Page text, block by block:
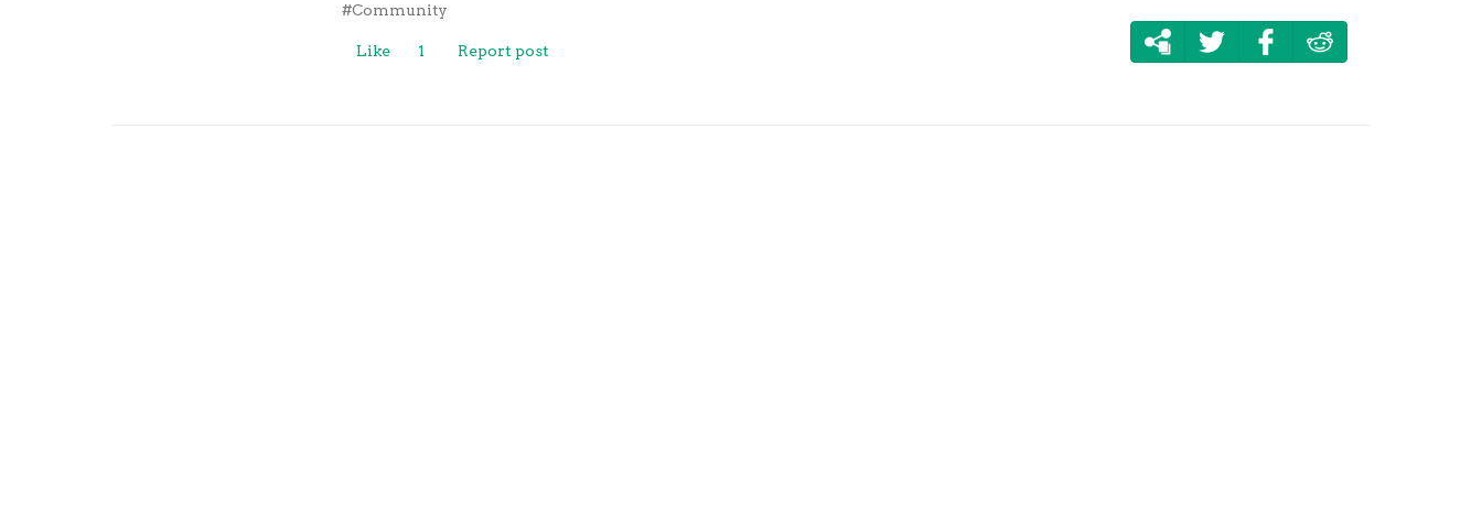
#Community
Like 1 Report post